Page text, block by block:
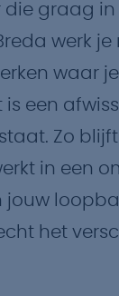
die graag
werk je
waar
is een
Zo
in een
het